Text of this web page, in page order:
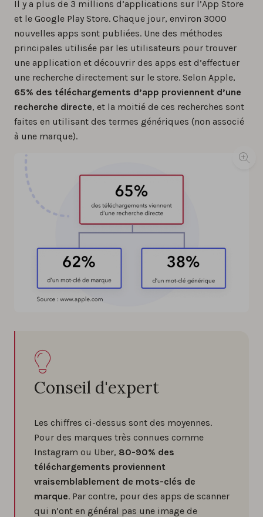
Il y a plus de 3 millions d’applications sur l’App Store
et le Google Play Store. Chaque jour, environ 3000
nouvelles apps sont publiées. Une des méthodes
principales utilisée par les utilisateurs pour trouver
une application et découvrir des apps est d’effectuer
une recherche directement sur le store. Selon Apple,
65% des téléchargements d’app proviennent d’une
recherche directe, et la moitié de ces recherches sont
faites en utilisant des termes génériques (non associé
à une marque).
Conseil d'expert
Les chiffres ci-dessus sont des moyennes.
Pour des marques très connues comme
Instagram ou Uber, 80-90% des
téléchargements proviennent
vraisemblablement de mots-clés de
marque. Par contre, pour des apps de scanner
qui n’ont en général pas une image de